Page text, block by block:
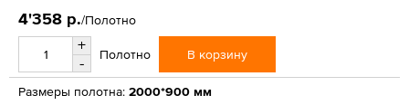
4'358 р./Полотно
+
-
Полотно В корзину
Размеры полотна: 2000*900 мм